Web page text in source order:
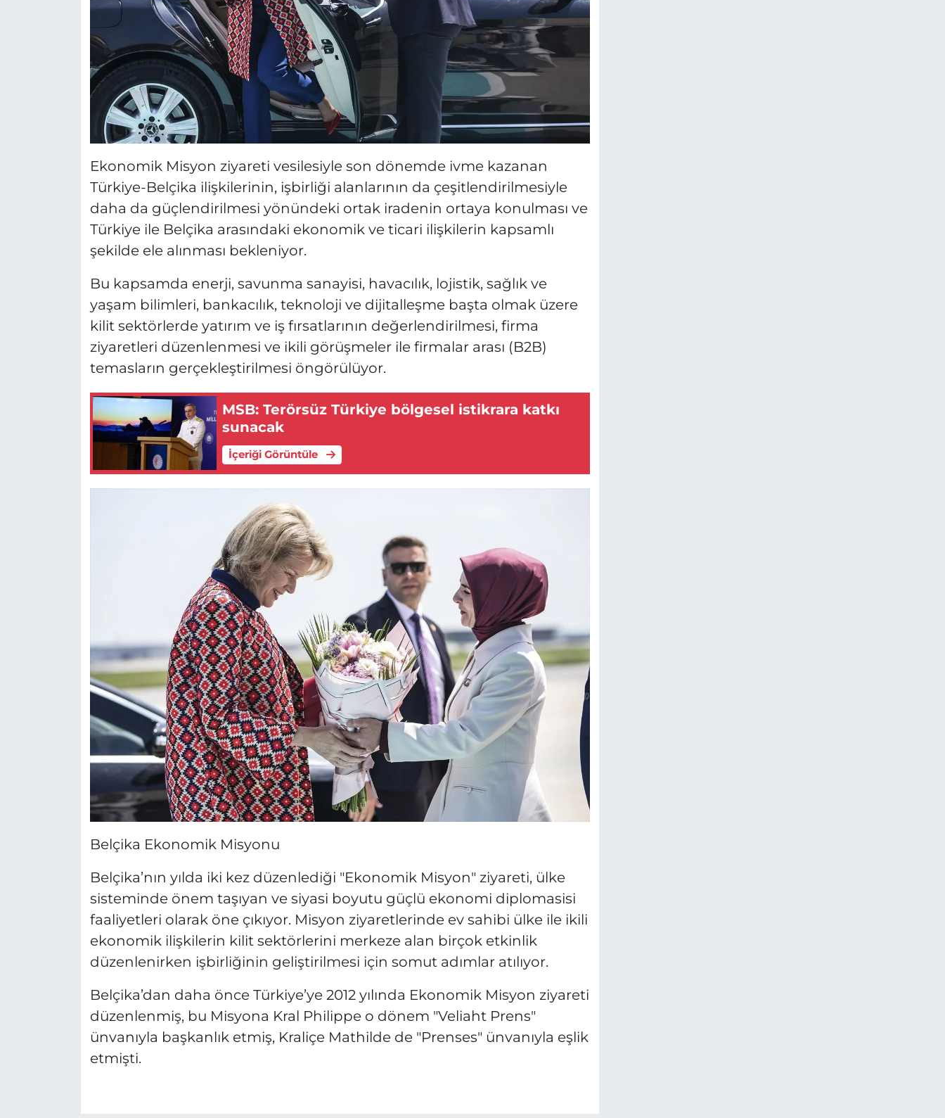
Ekonomik Misyon ziyareti vesilesiyle son dönemde ivme kazanan
Türkiye-Belçika ilişkilerinin, işbirliği alanlarının da çeşitlendirilmesiyle
daha da güçlendirilmesi yönündeki ortak iradenin ortaya konulması ve
Türkiye ile Belçika arasındaki ekonomik ve ticari ilişkilerin kapsamlı
şekilde ele alınması bekleniyor.
Bu kapsamda enerji, savunma sanayisi, havacılık, lojistik, sağlık ve
yaşam bilimleri, bankacılık, teknoloji ve dijitalleşme başta olmak üzere
kilit sektörlerde yatırım ve iş fırsatlarının değerlendirilmesi, firma
ziyaretleri düzenlenmesi ve ikili görüşmeler ile firmalar arası (B2B)
temasların gerçekleştirilmesi öngörülüyor.
MSB: Terörsüz Türkiye bölgesel istikrara katkı
sunacak
İçeriği Görüntüle
Belçika Ekonomik Misyonu
Belçika’nın yılda iki kez düzenlediği "Ekonomik Misyon" ziyareti, ülke
sisteminde önem taşıyan ve siyasi boyutu güçlü ekonomi diplomasisi
faaliyetleri olarak öne çıkıyor. Misyon ziyaretlerinde ev sahibi ülke ile ikili
ekonomik ilişkilerin kilit sektörlerini merkeze alan birçok etkinlik
düzenlenirken işbirliğinin geliştirilmesi için somut adımlar atılıyor.
Belçika’dan daha önce Türkiye’ye 2012 yılında Ekonomik Misyon ziyareti
düzenlenmiş, bu Misyona Kral Philippe o dönem "Veliaht Prens"
ünvanıyla başkanlık etmiş, Kraliçe Mathilde de "Prenses" ünvanıyla eşlik
etmişti.